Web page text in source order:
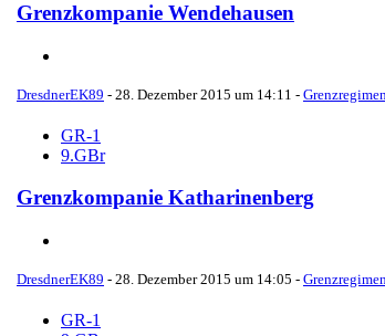
Grenzkompanie Wendehausen
DresdnerEK89 - 28. Dezember 2015 um 14:11 -
GR-1
9.GBr
Grenzkompanie Katharinenberg
DresdnerEK89 - 28. Dezember 2015 um 14:05 -
GR-1